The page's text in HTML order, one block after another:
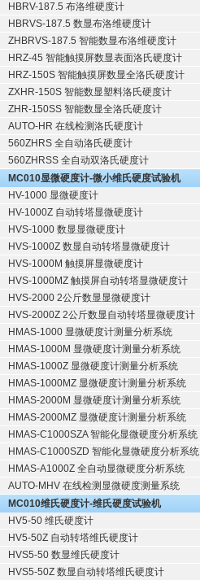
HBRV-187.5 布洛维硬度计
HBRVS-187.5 数显布洛维硬度计
ZHBRVS-187.5 智能数显布洛维硬度计
HRZ-45 智能触摸屏数显表面洛氏硬度计
HRZ-150S 智能触摸屏数显全洛氏硬度计
ZXHR-150S 智能数显塑料洛氏硬度计
ZHR-150SS 智能数显全洛氏硬度计
AUTO-HR 在线检测洛氏硬度计
560ZHRS 全自动洛氏硬度计
560ZHRSS 全自动双洛氏硬度计
MC010显微硬度计-微小维氏硬度试验机
HV-1000 显微硬度计
HV-1000Z 自动转塔显微硬度计
HVS-1000 数显显微硬度计
HVS-1000Z 数显自动转塔显微硬度计
HVS-1000M 触摸屏显微硬度计
HVS-1000MZ 触摸屏自动转塔显微硬度计
HVS-2000 2公斤数显显微硬度计
HVS-2000Z 2公斤数显自动转塔显微硬度计
HMAS-1000 显微硬度计测量分析系统
HMAS-1000M 显微硬度计测量分析系统
HMAS-1000Z 显微硬度计测量分析系统
HMAS-1000MZ 显微硬度计测量分析系统
HMAS-2000M 显微硬度计测量分析系统
HMAS-2000MZ 显微硬度计测量分析系统
HMAS-C1000SZA 智能化显微硬度分析系统
HMAS-C1000SZD 智能化显微硬度分析系统
HMAS-A1000Z 全自动显微硬度分析系统
AUTO-MHV 在线检测显微硬度测量系统
MC010维氏硬度计-维氏硬度试验机
HV5-50 维氏硬度计
HV5-50Z 自动转塔维氏硬度计
HVS5-50 数显维氏硬度计
HVS5-50Z 数显自动转塔维氏硬度计